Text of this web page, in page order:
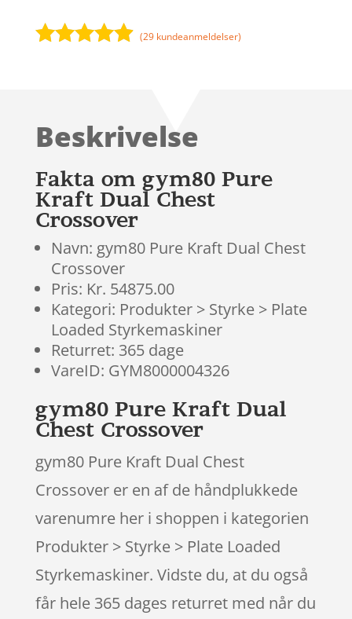
kundebedø
(29 kundeanmeldelser)
Beskrivelse
Fakta om gym80 Pure
Kraft Dual Chest
Crossover
Navn: gym80 Pure Kraft Dual Chest
Crossover
Pris: Kr. 54875.00
Kategori: Produkter > Styrke > Plate
Loaded Styrkemaskiner
Returret: 365 dage
VareID: GYM8000004326
gym80 Pure Kraft Dual
Chest Crossover
gym80 Pure Kraft Dual Chest
Crossover er en af de håndplukkede
varenumre her i shoppen i kategorien
Produkter > Styrke > Plate Loaded
Styrkemaskiner. Vidste du, at du også
får hele 365 dages returret med når du